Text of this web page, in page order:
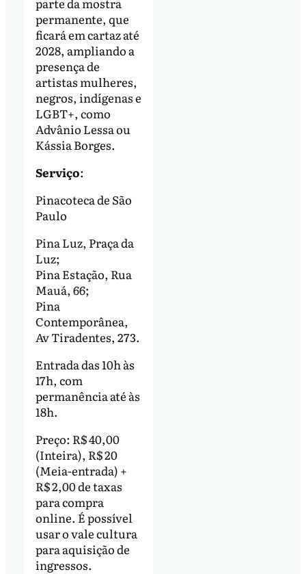
permanente, que
ficará em cartaz até
2028, ampliando a
presença de
artistas mulheres,
negros, indígenas e
LGBT+, como
Advânio Lessa ou
Kássia Borges.
Serviço:
Pinacoteca de São
Paulo
Pina Luz, Praça da
Luz;
Pina Estação, Rua
Mauá, 66;
Pina
Contemporânea,
Av Tiradentes, 273.
Entrada das 10h às
17h, com
permanência até às
18h.
Preço: R$ 40,00
(Inteira), R$ 20
(Meia-entrada) +
R$ 2,00 de taxas
para compra
online. É possível
usar o vale cultura
para aquisição de
ingressos.